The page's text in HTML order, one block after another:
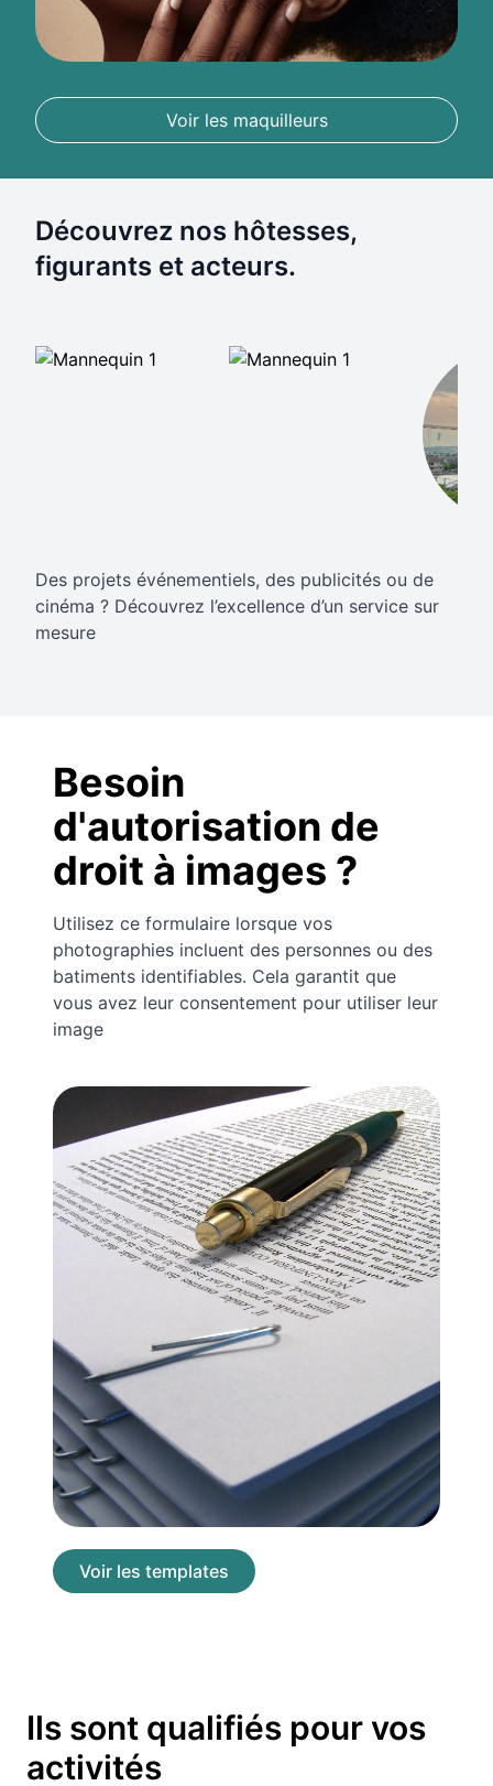
Voir les maquilleurs
Découvrez nos hôtesses,
figurants et acteurs.
Des projets événementiels, des publicités ou de
cinéma ? Découvrez l’excellence d’un service sur
mesure
Besoin
d'autorisation de
droit à images ?
Utilisez ce formulaire lorsque vos
photographies incluent des personnes ou des
batiments identifiables. Cela garantit que
vous avez leur consentement pour utiliser leur
image
Voir les templates
Ils sont qualifiés pour vos
activités